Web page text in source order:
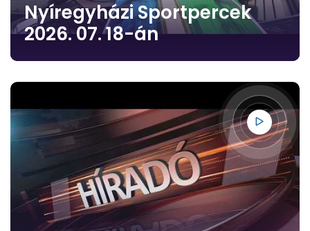
Nyíregyházi Sportpercek
2026. 07. 18-án